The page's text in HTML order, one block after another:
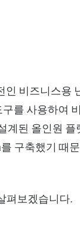
비즈니스용
를 사용하여
계된 올인원
구축했기 때
펴보겠습니다.